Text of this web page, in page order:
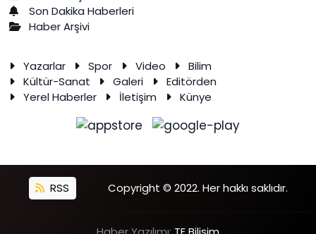
Son Dakika Haberleri
Haber Arşivi
Yazarlar Spor Video
Bilim
Kültür-Sanat
Galeri
Editörden
Yerel Haberler
İletişim Künye
RSS Copyright © 2022. Her hakkı saklıdır.